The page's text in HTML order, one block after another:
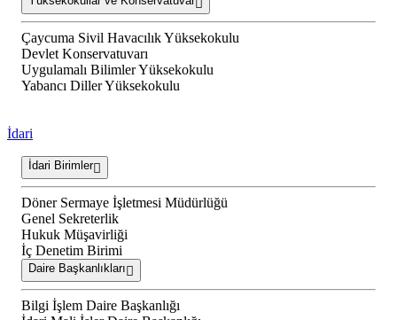
Çaycuma Sivil Havacılık Yüksekokulu
Devlet Konservatuvarı
Uygulamalı Bilimler Yüksekokulu
Yabancı Diller Yüksekokulu
İdari
İdari Birimler
Döner Sermaye İşletmesi Müdürlüğü
Genel Sekreterlik
Hukuk Müşavirliği
İç Denetim Birimi
Daire Başkanlıkları
Bilgi İşlem Daire Başkanlığı